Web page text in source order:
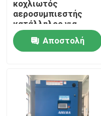
Σπίτι
Προϊόντα
Βίντεο
κοχλιωτός
αεροσυμπιεστής
κατάλληλος για
συνεργείο
Αποστολή